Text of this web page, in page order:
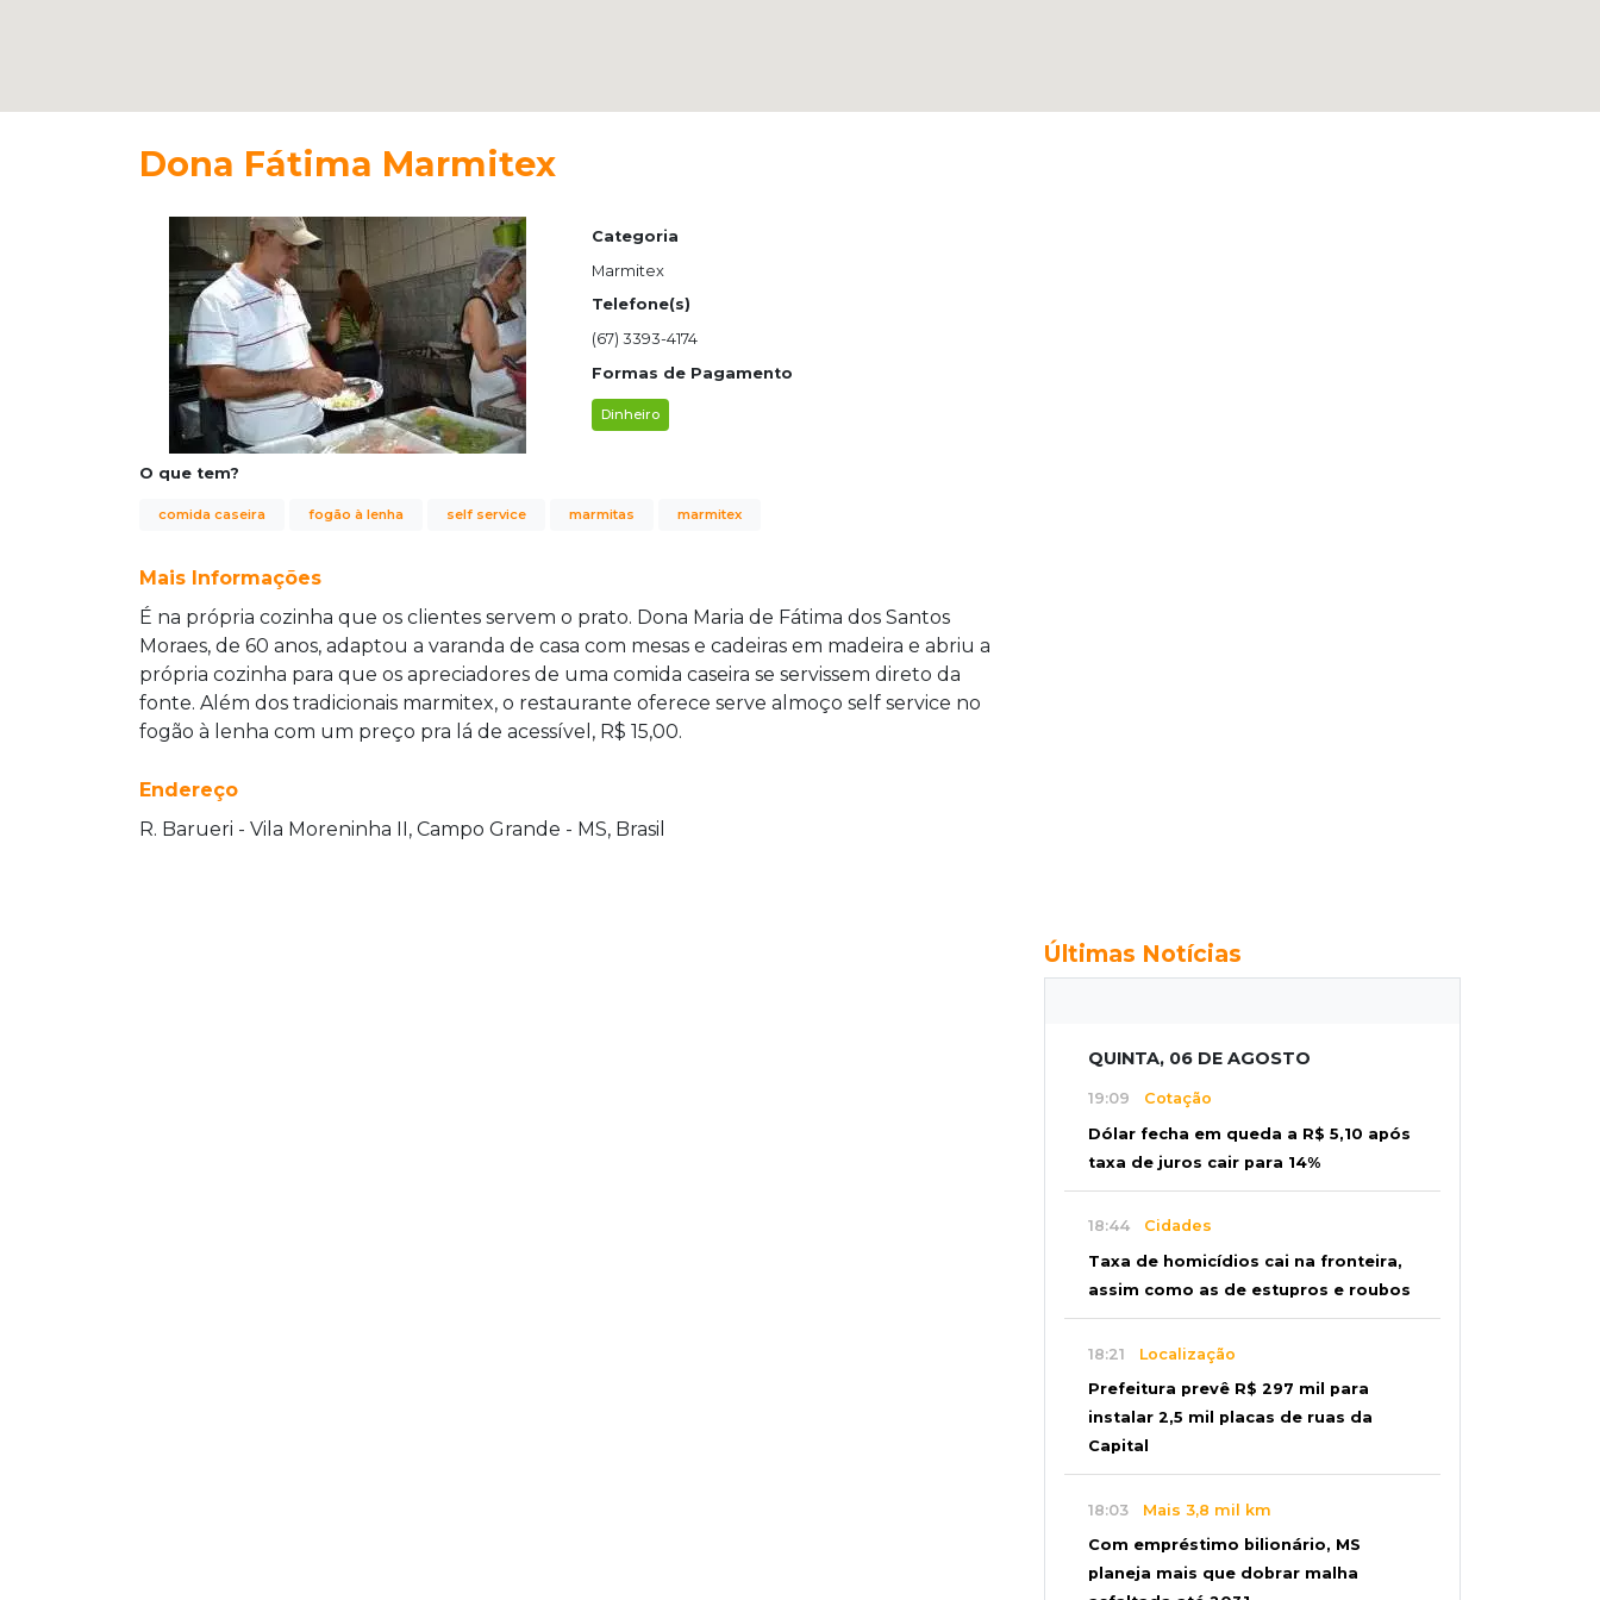
Dona Fátima Marmitex
Categoria
Marmitex
Telefone(s)
(67) 3393-4174
Formas de Pagamento
Dinheiro
O que tem?
comida caseira fogão à lenha self service marmitas marmitex
Mais Informações
É na própria cozinha que os clientes servem o prato. Dona Maria de Fátima dos Santos
Moraes, de 60 anos, adaptou a varanda de casa com mesas e cadeiras em madeira e abriu a
própria cozinha para que os apreciadores de uma comida caseira se servissem direto da
fonte. Além dos tradicionais marmitex, o restaurante oferece serve almoço self service no
fogão à lenha com um preço pra lá de acessível, R$ 15,00.
Endereço
R. Barueri - Vila Moreninha II, Campo Grande - MS, Brasil
Últimas Notícias
QUINTA, 06 DE AGOSTO
19:09 Cotação
Dólar fecha em queda a R$ 5,10 após
taxa de juros cair para 14%
18:44 Cidades
Taxa de homicídios cai na fronteira,
assim como as de estupros e roubos
18:21 Localização
Prefeitura prevê R$ 297 mil para
instalar 2,5 mil placas de ruas da
Capital
18:03 Mais 3,8 mil km
Com empréstimo bilionário, MS
planeja mais que dobrar malha